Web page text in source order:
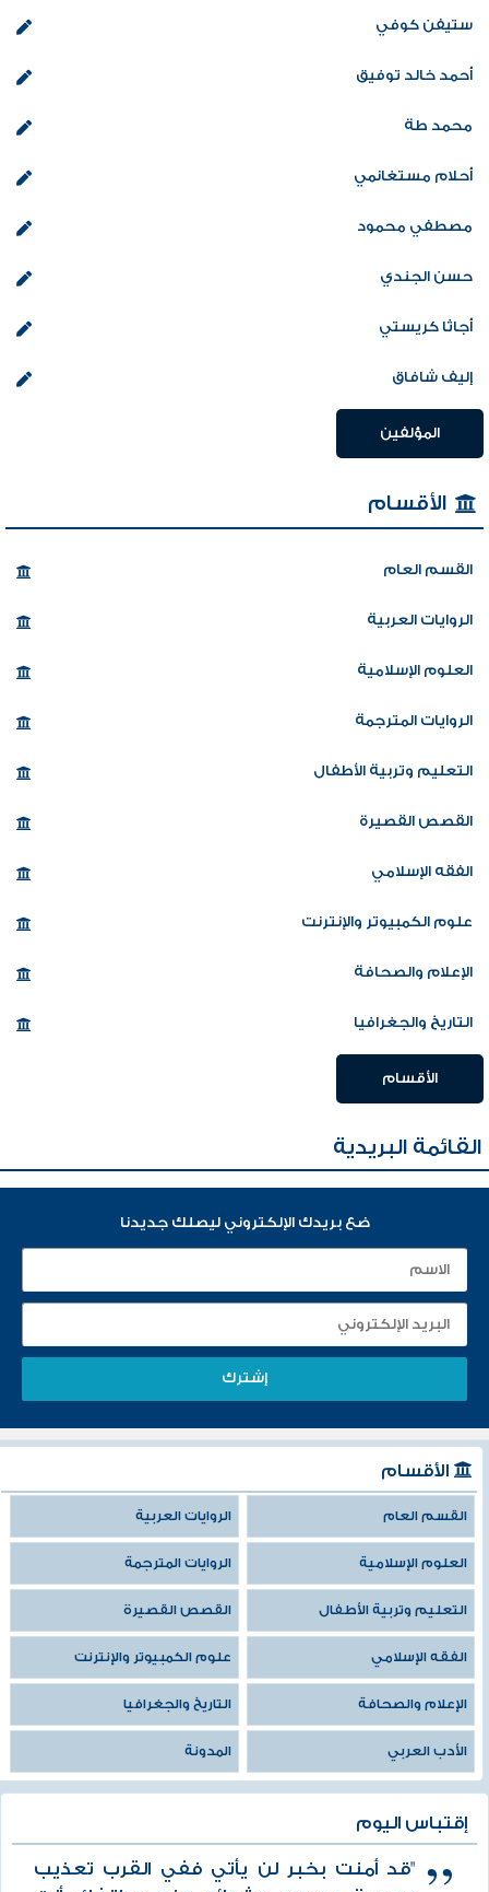
ستيفن كوفي
أحمد خالد توفيق
محمد طة
أحلام مستغانمي
مصطفي محمود
حسن الجندي
أجاثا كريستي
إليف شافاق
المؤلفين
الأقسام
القسم العام
الروايات العربية
العلوم الإسلامية
الروايات المترجمة
التعليم وتربية الأطفال
القصص القصيرة
الفقه الإسلامي
علوم الكمبيوتر والإنترنت
الإعلام والصحافة
التاريخ والجغرافيا
الأقسام
القائمة البريدية
ضع بريدك الإلكتروني ليصلك جديدنا
الأقسام
القسم العام الروايات العربية
العلوم الإسلامية الروايات المترجمة
التعليم وتربية الأطفال القصص القصيرة
الفقه الإسلامي علوم الكمبيوتر والإنترنت
الإعلام والصحافة التاريخ والجغرافيا
الأدب العربي المدونة
إقتباس اليوم
"قد أمنت بخبر لن يأتي ففي القرب تعذيب